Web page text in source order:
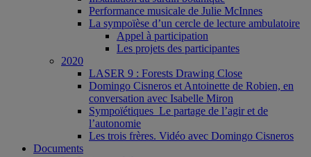
Performance musicale de Julie McInnes
La sympoïèse d’un cercle de lecture ambulatoire
Appel à participation
Les projets des participantes
2020
LASER 9 : Forests Drawing Close
Domingo Cisneros et Antoinette de Robien, en
conversation avec Isabelle Miron
Sympoïétiques_Le partage de l’agir et de
l’autonomie
Les trois frères. Vidéo avec Domingo Cisneros
Documents